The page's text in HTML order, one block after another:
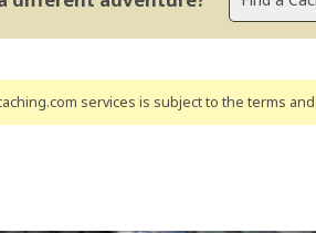
services is subject to the terms